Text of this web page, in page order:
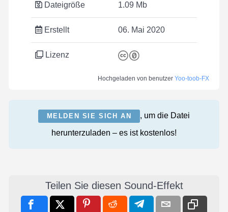
Dateigröße 1.09 Mb
Erstellt 06. Mai 2020
Lizenz
Hochgeladen von benutzer Yoo-toob-FX
MELDEN SIE SICH AN
, um die Datei
herunterzuladen – es ist kostenlos!
Teilen Sie diesen Sound-Effekt